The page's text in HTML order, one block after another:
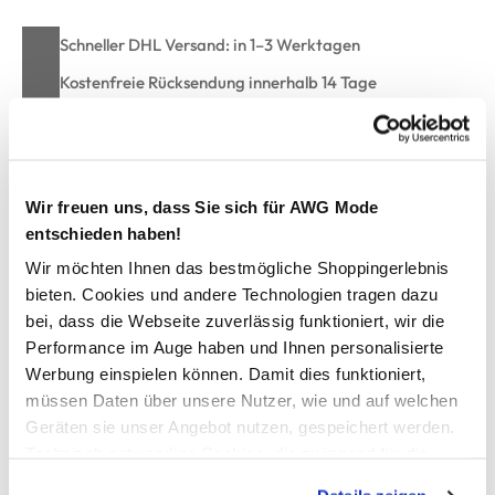
Wir freuen uns, dass Sie sich für AWG Mode
entschieden haben!
Wir möchten Ihnen das bestmögliche Shoppingerlebnis
bieten. Cookies und andere Technologien tragen dazu
bei, dass die Webseite zuverlässig funktioniert, wir die
Performance im Auge haben und Ihnen personalisierte
Werbung einspielen können. Damit dies funktioniert,
müssen Daten über unsere Nutzer, wie und auf welchen
Geräten sie unser Angebot nutzen, gespeichert werden.
Schneller DHL Versand: in 1–3 Werktagen
Kostenfreie Rücksendung innerhalb 14 Tage
Kostenlose Filiallieferung in Ihre Wunschfiliale
Zur Wunschliste hinzufügen
Damen Basic T-Shirt
schlichtes T-Shirt von IX-O
runder Ausschnitt mit Bündchen
kurze Ärmel
kurz, kastige Form